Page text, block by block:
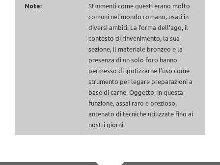
Note:
Strumenti come questi erano molto
comuni nel mondo romano, usati in
diversi ambiti. La forma dell’ago, il
contesto di rinvenimento, la sua
sezione, il materiale bronzeo e la
presenza di un solo foro hanno
permesso di ipotizzarne l’uso come
strumento per legare preparazioni a
base di carne. Oggetto, in questa
funzione, assai raro e prezioso,
antenato di tecniche utilizzate fino ai
nostri giorni.